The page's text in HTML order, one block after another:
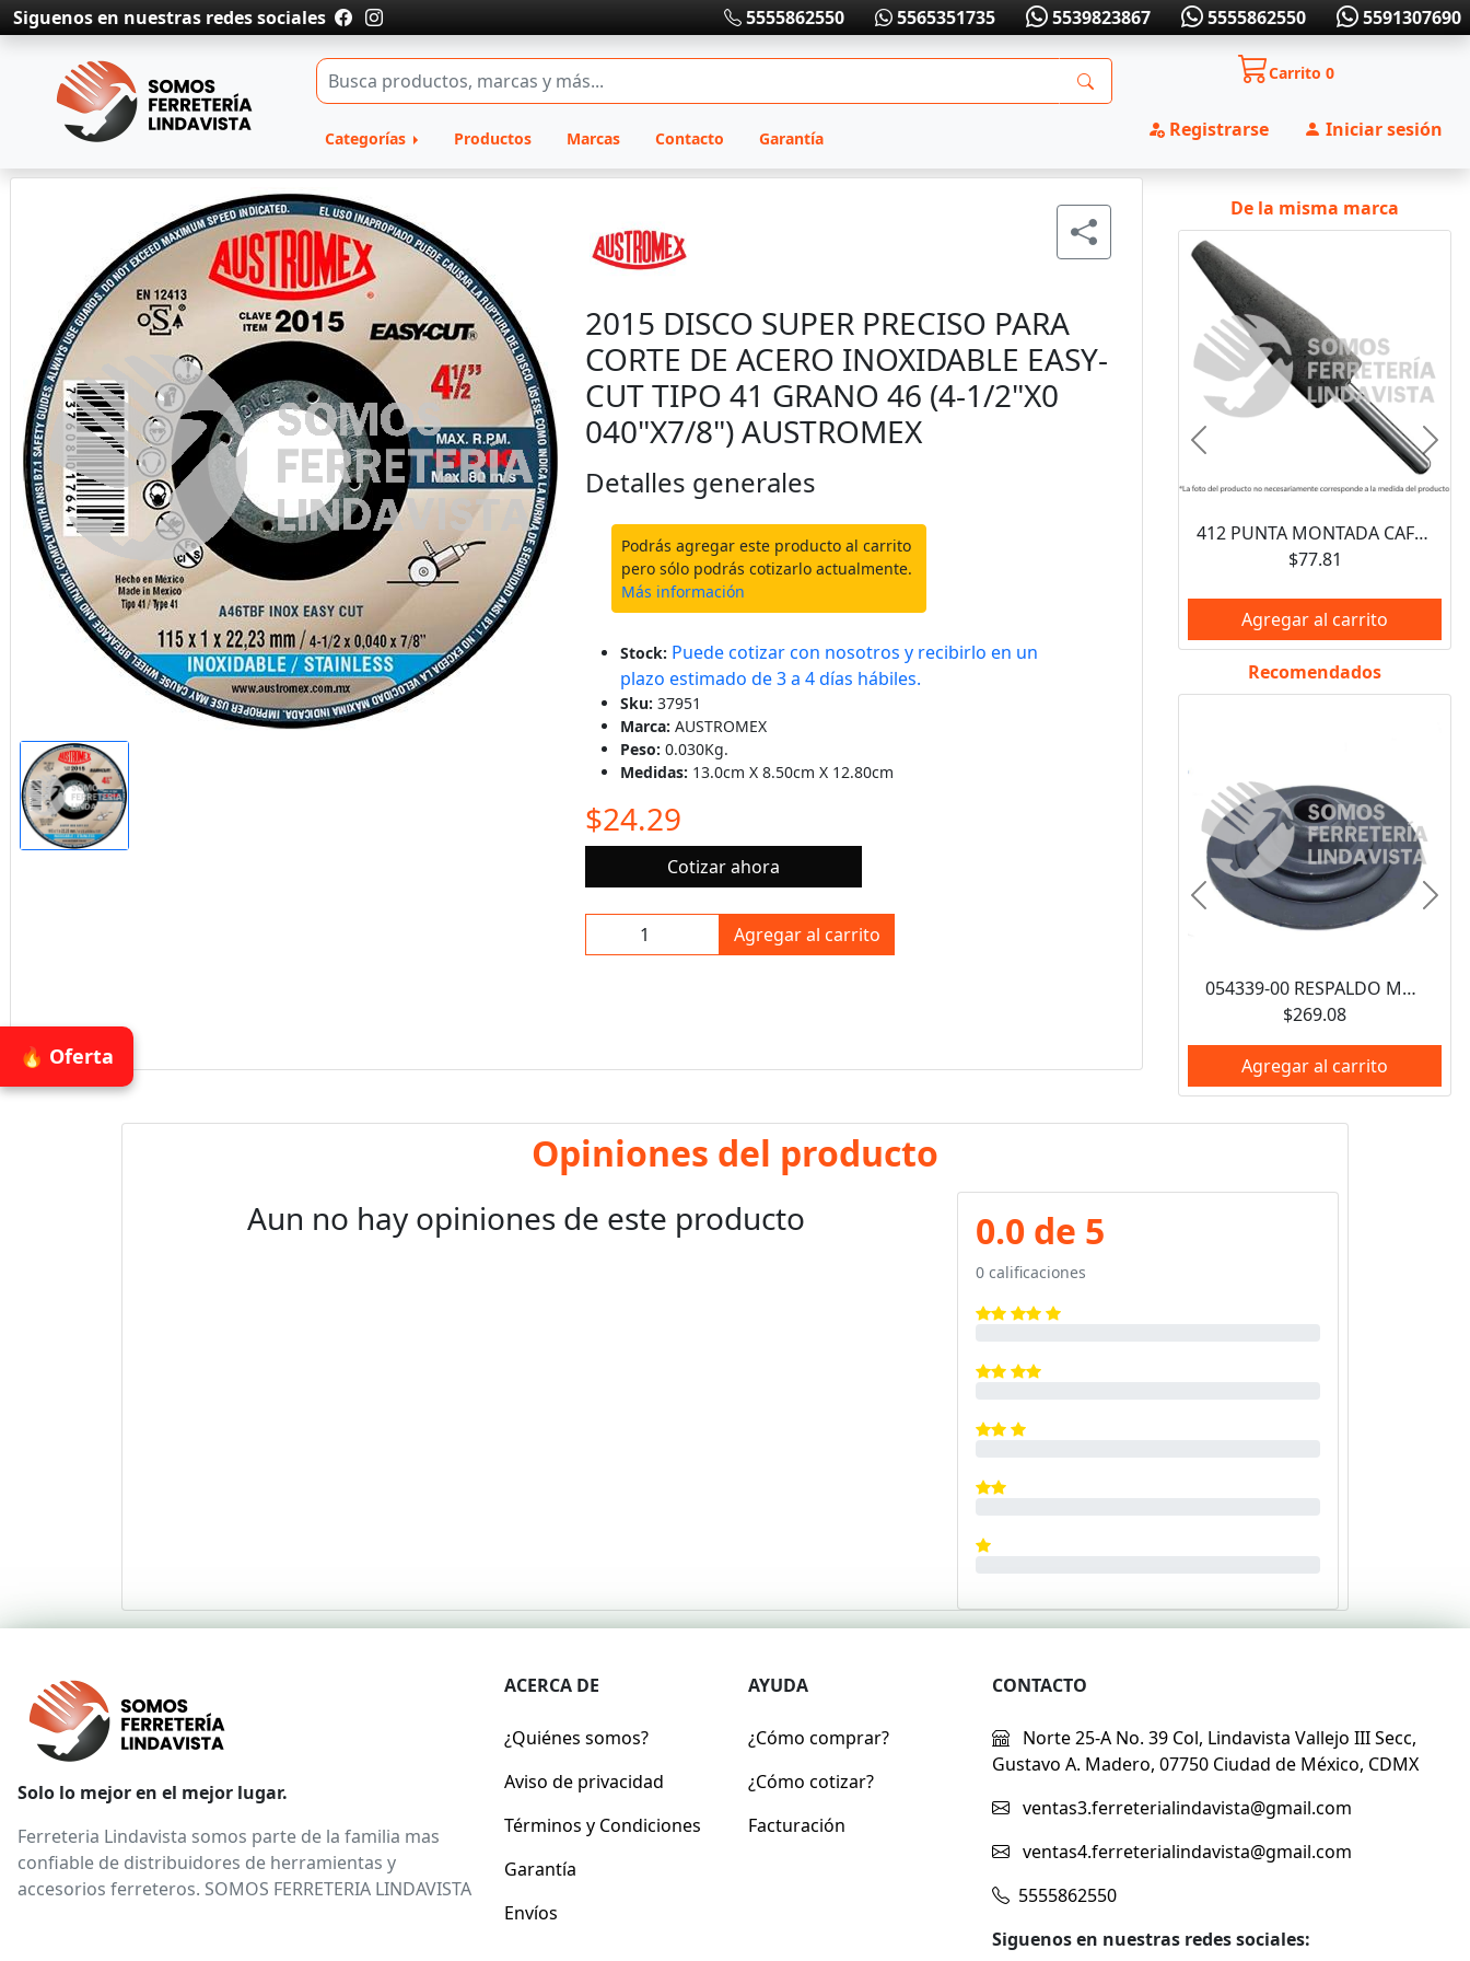
🔥 Oferta
Siguenos en nuestras redes sociales 5555862550 5565351735 5539823867 5555862550 5591307690
Categorías Productos Marcas Contacto Garantía
Carrito0
Registrarse Iniciar sesión
2015 DISCO SUPER PRECISO PARA
CORTE DE ACERO INOXIDABLE EASY-
CUT TIPO 41 GRANO 46 (4-1/2"X0
040"X7/8") AUSTROMEX
Detalles generales
Podrás agregar este producto al carrito
pero sólo podrás cotizarlo actualmente.
Más información
Stock: Puede cotizar con nosotros y recibirlo en un
plazo estimado de 3 a 4 días hábiles.
Sku: 37951
Marca: AUSTROMEX
Peso: 0.030Kg.
Medidas: 13.0cm X 8.50cm X 12.80cm
$24.29
Cotizar ahora
Agregar al carrito
De la misma marca
412 PUNTA MONTADA CAFE TIPO A (3/4"X2-1/2"X1/4") AUSTROMEX
$77.81
Agregar al carrito
Anterior
Recomendados
054339-00 RESPALDO METALICO DE 3-1/2" PARA ESMERILADORA BLACK AND DECKER
$269.08
Agregar al carrito
Anterior
Opiniones del producto
Aun no hay opiniones de este producto 0.0 de 5
0 calificaciones
Solo lo mejor en el mejor lugar.
Ferreteria Lindavista somos parte de la familia mas
confiable de distribuidores de herramientas y
accesorios ferreteros. SOMOS FERRETERIA LINDAVISTA
ACERCA DE
¿Quiénes somos?
Aviso de privacidad
Términos y Condiciones
Garantía
Envíos
AYUDA
¿Cómo comprar?
¿Cómo cotizar?
Facturación
CONTACTO
Norte 25-A No. 39 Col, Lindavista Vallejo III Secc,
Gustavo A. Madero, 07750 Ciudad de México, CDMX
ventas3.ferreterialindavista@gmail.com
ventas4.ferreterialindavista@gmail.com
5555862550
Siguenos en nuestras redes sociales: